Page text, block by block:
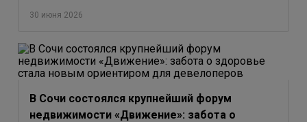
30 июня 2026
В Сочи состоялся крупнейший форум
недвижимости «Движение»: забота о